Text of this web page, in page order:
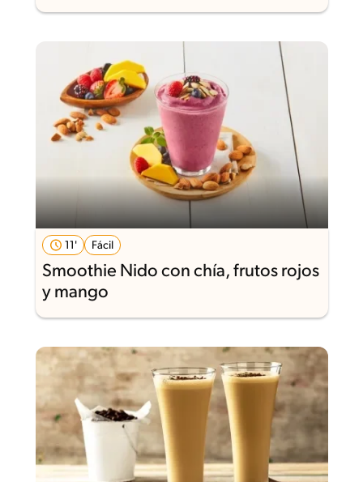
11' Fácil
Smoothie Nido con chía, frutos rojos
y mango